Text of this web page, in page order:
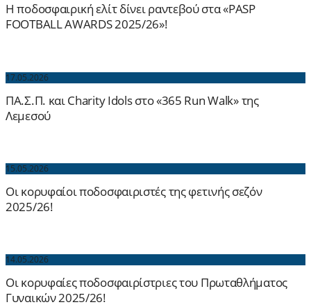
Η ποδοσφαιρική ελίτ δίνει ραντεβού στα «PASP
FOOTBALL AWARDS 2025/26»!
17.05.2026
ΠΑ.Σ.Π. και Charity Idols στο «365 Run Walk» της
Λεμεσού
15.05.2026
Οι κορυφαίοι ποδοσφαιριστές της φετινής σεζόν
2025/26!
14.05.2026
Οι κορυφαίες ποδοσφαιρίστριες του Πρωταθλήματος
Γυναικών 2025/26!